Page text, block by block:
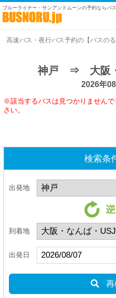
ブルーライナー・サンアンドムーンの予約ならバ
高速バス・夜行バス予約の【バスのる
神戸 ⇒ 大阪・
2026年
※該当するバスは見つかりません
さい。
検索条
出発地
到着地
出発日
再